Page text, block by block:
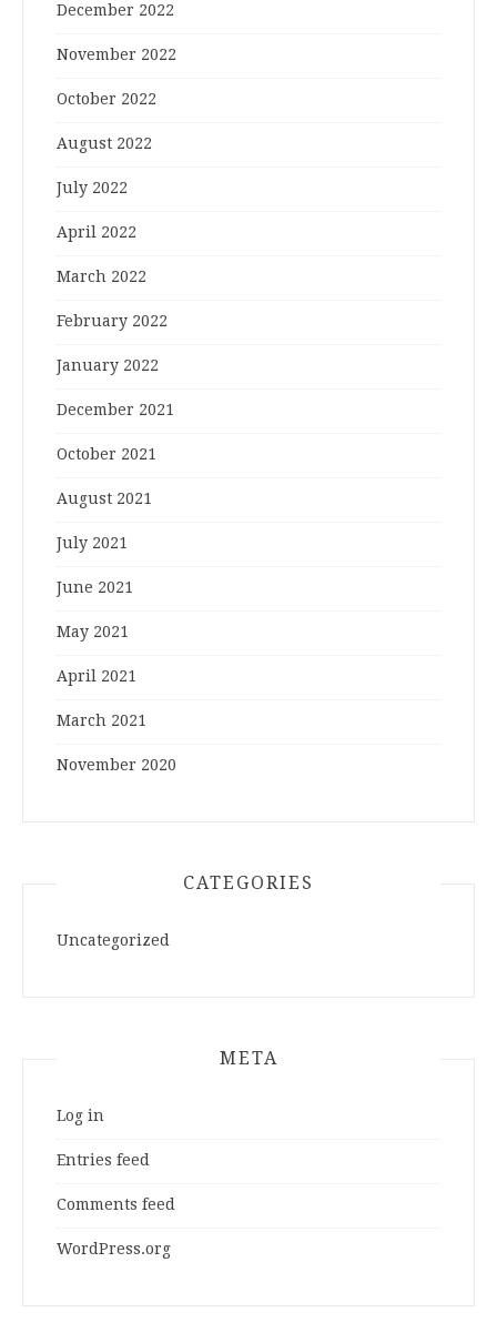
December 2022
November 2022
October 2022
August 2022
July 2022
April 2022
March 2022
February 2022
January 2022
December 2021
October 2021
August 2021
July 2021
June 2021
May 2021
April 2021
March 2021
November 2020
CATEGORIES
Uncategorized
META
Log in
Entries feed
Comments feed
WordPress.org